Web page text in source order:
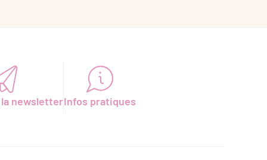
newsletterInfos pratiques